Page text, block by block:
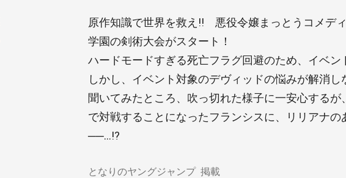
原作知識で世界を救え!! 悪役令嬢まっとうコメデ
学園の剣術大会がスタート！
ハードモードすぎる死亡フラグ回避のため、イベ
しかし、イベント対象のデヴィッドの悩みが解消
聞いてみたところ、吹っ切れた様子に一安心する
で対戦することになったフランシスに、リリアナ
──…!?
となりのヤングジャンプ 掲載